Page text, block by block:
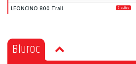
LEONCINO 800 Trail 2 acties
Bluroc